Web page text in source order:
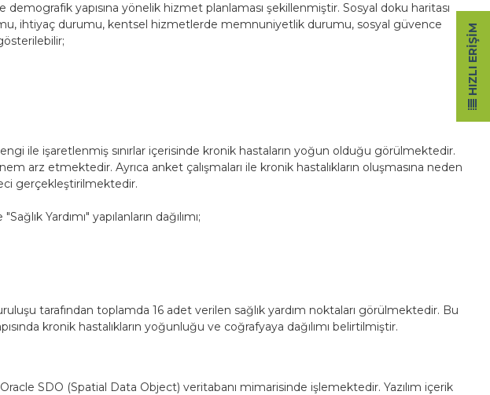
yapısına yönelik hizmet planlaması şekillenmiştir. Sosyal doku haritası
ihtiyaç durumu, kentsel hizmetlerde memnuniyetlik durumu, sosyal güvence
ile işaretlenmiş sınırlar içerisinde kronik hastaların yoğun olduğu görülmektedir.
arz etmektedir. Ayrıca anket çalışmaları ile kronik hastalıkların oluşmasına neden
gerçekleştirilmektedir.
Yardımı" yapılanların dağılımı;
tarafından toplamda 16 adet verilen sağlık yardım noktaları görülmektedir. Bu
kronik hastalıkların yoğunluğu ve coğrafyaya dağılımı belirtilmiştir.
SDO (Spatial Data Object) veritabanı mimarisinde işlemektedir. Yazılım içerik
HIZLI ERIŞIM